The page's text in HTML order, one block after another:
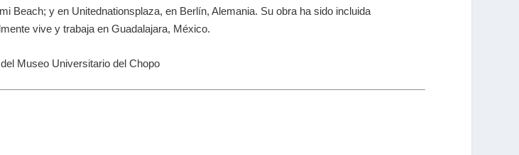
Beach; y en Unitednationsplaza, en Berlín, Alemania. Su obra ha sido incluida
vive y trabaja en Guadalajara, México.
Museo Universitario del Chopo